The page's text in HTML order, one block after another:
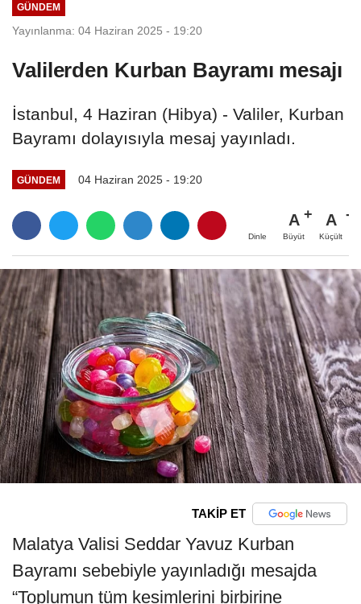
GÜNDEM
Yayınlanma: 04 Haziran 2025 - 19:20
Valilerden Kurban Bayramı mesajı
İstanbul, 4 Haziran (Hibya) - Valiler, Kurban
Bayramı dolayısıyla mesaj yayınladı.
GÜNDEM 04 Haziran 2025 - 19:20
Dinle
A
Büyüt
A
Küçült
TAKİP ET
Malatya Valisi Seddar Yavuz Kurban
Bayramı sebebiyle yayınladığı mesajda
“Toplumun tüm kesimlerini birbirine